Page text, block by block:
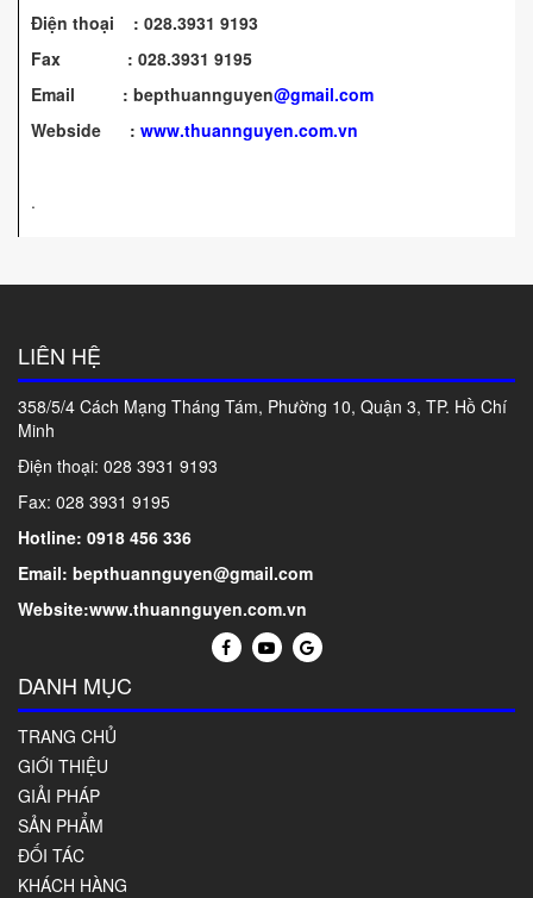
Điện thoại : 028.3931 9193
Fax : 028.3931 9195
Email : bepthuannguyen@gmail.com
Webside : www.thuannguyen.com.vn
.
LIÊN HỆ
358/5/4 Cách Mạng Tháng Tám, Phường 10, Quận 3, TP. Hồ Chí
Minh
Điện thoại: 028 3931 9193
Fax: 028 3931 9195
Hotline: 0918 456 336
Email: bepthuannguyen@gmail.com
Website:www.thuannguyen.com.vn
DANH MỤC
TRANG CHỦ
GIỚI THIỆU
GIẢI PHÁP
SẢN PHẨM
ĐỐI TÁC
KHÁCH HÀNG